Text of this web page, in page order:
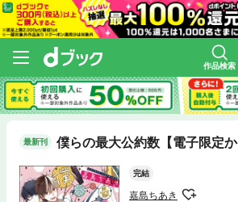
作品検索
最新刊 僕らの最大公約数【電子限定か
完結
嘉島ちあき